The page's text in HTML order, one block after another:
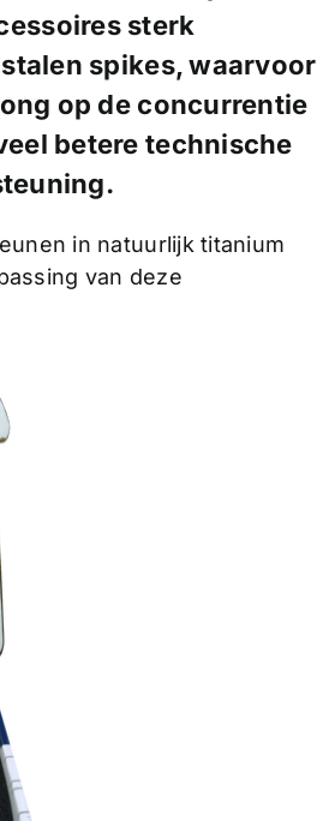
sterk
spikes, waarvoor
op de concurrentie
betere technische
in natuurlijk titanium
van deze